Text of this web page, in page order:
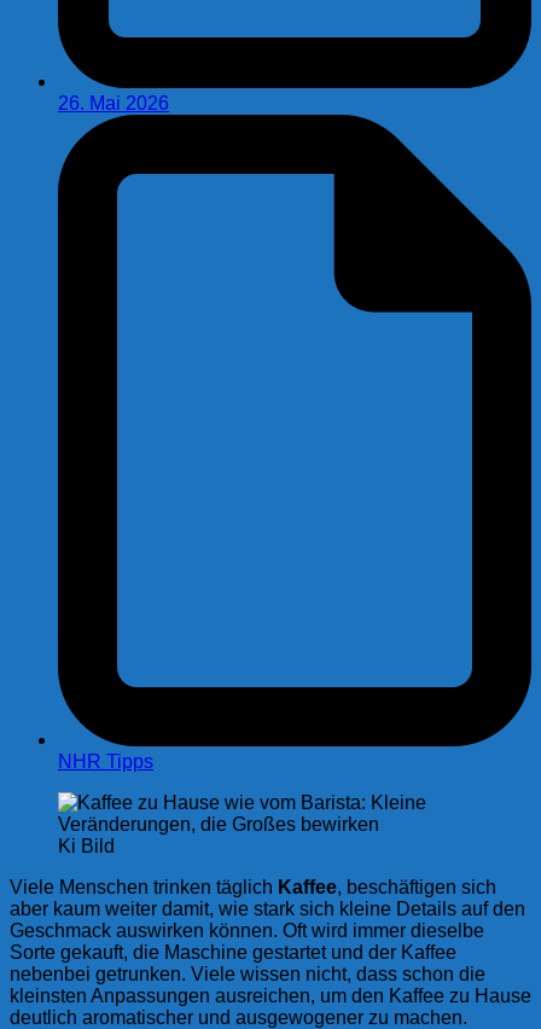
26. Mai 2026
NHR Tipps
Ki Bild
Viele Menschen trinken täglich Kaffee, beschäftigen sich
aber kaum weiter damit, wie stark sich kleine Details auf den
Geschmack auswirken können. Oft wird immer dieselbe
Sorte gekauft, die Maschine gestartet und der Kaffee
nebenbei getrunken. Viele wissen nicht, dass schon die
kleinsten Anpassungen ausreichen, um den Kaffee zu Hause
deutlich aromatischer und ausgewogener zu machen.